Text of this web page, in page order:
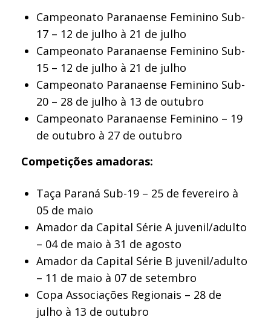
Campeonato Paranaense Feminino Sub-
17 – 12 de julho à 21 de julho
Campeonato Paranaense Feminino Sub-
15 – 12 de julho à 21 de julho
Campeonato Paranaense Feminino Sub-
20 – 28 de julho à 13 de outubro
Campeonato Paranaense Feminino – 19
de outubro à 27 de outubro
Competições amadoras:
Taça Paraná Sub-19 – 25 de fevereiro à
05 de maio
Amador da Capital Série A juvenil/adulto
– 04 de maio à 31 de agosto
Amador da Capital Série B juvenil/adulto
– 11 de maio à 07 de setembro
Copa Associações Regionais – 28 de
julho à 13 de outubro